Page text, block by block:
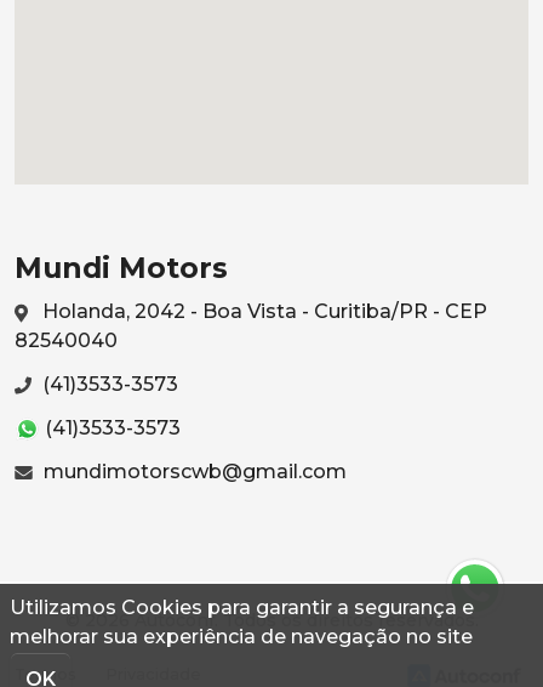
Utilizamos Cookies para garantir a segurança e
melhorar sua experiência de navegação no site
OK
Mundi Motors
Holanda, 2042 - Boa Vista - Curitiba/PR - CEP
82540040
(41)3533-3573
(41)3533-3573
mundimotorscwb@gmail.com
© 2026 Autoconf. Todos os direitos reservados.
Termos